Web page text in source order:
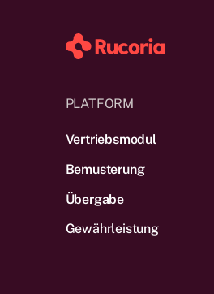
PLATFORM
Vertriebsmodul
Bemusterung
Übergabe
Gewährleistung